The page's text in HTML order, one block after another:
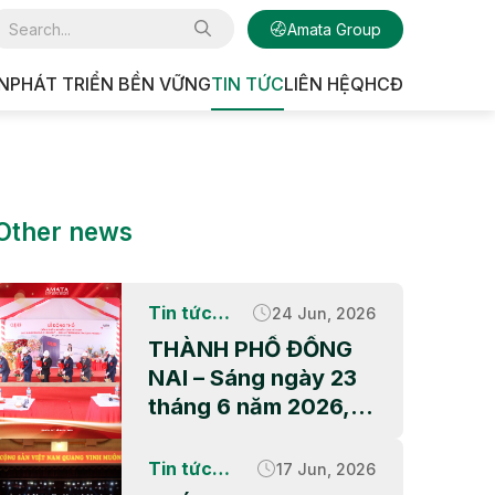
Amata Group
PHÁT TRIỂN BỀN VỮNGTIN TỨCLIÊN HỆQHCĐ
news
Tin tức
doanh
nghiệp
24 Jun, 2026
THÀNH PHỐ ĐỒNG
NAI – Sáng ngày 23
tháng 6 năm 2026, lễ
máy của QBB Asia
Tin tức
17 Jun, 2026